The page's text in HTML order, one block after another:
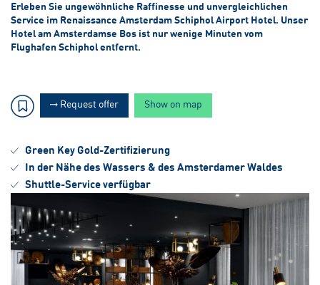
Erleben Sie ungewöhnliche Raffinesse und unvergleichlichen
Service im Renaissance Amsterdam Schiphol Airport Hotel. Unser
Hotel am Amsterdamse Bos ist nur wenige Minuten vom
Flughafen Schiphol entfernt.
Request offer Show on map
Green Key Gold-Zertifizierung
In der Nähe des Wassers & des Amsterdamer Waldes
Shuttle-Service verfügbar